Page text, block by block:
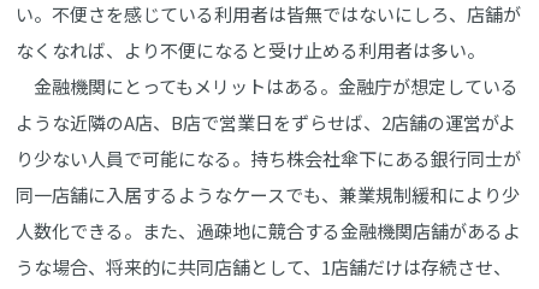
い。不便さを感じている利用者は皆無ではないにしろ、店舗が
なくなれば、より不便になると受け止める利用者は多い。
金融機関にとってもメリットはある。金融庁が想定している
ような近隣のA店、B店で営業日をずらせば、2店舗の運営がよ
り少ない人員で可能になる。持ち株会社傘下にある銀行同士が
同一店舗に入居するようなケースでも、兼業規制緩和により少
人数化できる。また、過疎地に競合する金融機関店舗があるよ
うな場合、将来的に共同店舗として、1店舗だけは存続させ、